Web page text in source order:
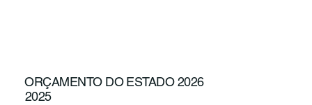
ORÇAMENTO DO ESTADO 2026
2025